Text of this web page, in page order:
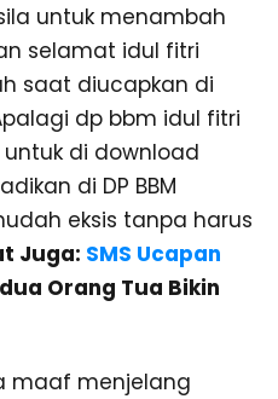
untuk menambah
selamat idul fitri
saat diucapkan di
dp bbm idul fitri
di download
di DP BBM
eksis tanpa harus
Juga: SMS Ucapan
Orang Tua Bikin
maaf menjelang